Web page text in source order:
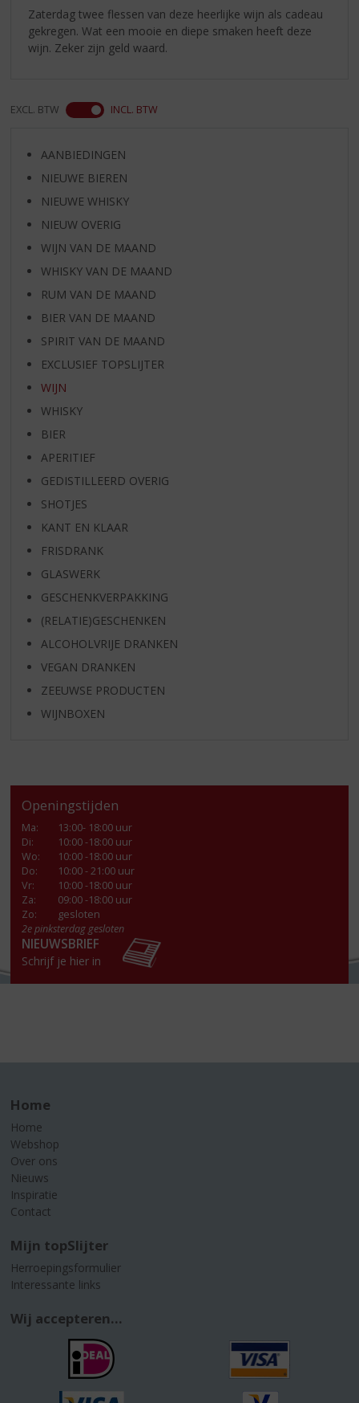
Zaterdag twee flessen van deze heerlijke wijn als cadeau
gekregen. Wat een mooie en diepe smaken heeft deze
wijn. Zeker zijn geld waard.
EXCL. BTW INCL. BTW
AANBIEDINGEN
NIEUWE BIEREN
NIEUWE WHISKY
NIEUW OVERIG
WIJN VAN DE MAAND
WHISKY VAN DE MAAND
RUM VAN DE MAAND
BIER VAN DE MAAND
SPIRIT VAN DE MAAND
EXCLUSIEF TOPSLIJTER
WIJN
WHISKY
BIER
APERITIEF
GEDISTILLEERD OVERIG
SHOTJES
KANT EN KLAAR
FRISDRANK
GLASWERK
GESCHENKVERPAKKING
(RELATIE)GESCHENKEN
ALCOHOLVRIJE DRANKEN
VEGAN DRANKEN
ZEEUWSE PRODUCTEN
WIJNBOXEN
Openingstijden
Ma:
13:00- 18:00 uur
Di:
10:00 -18:00 uur
Wo:
10:00 -18:00 uur
Do:
10:00 - 21:00 uur
Vr:
10:00 -18:00 uur
Za:
09:00 -18:00 uur
Zo:
gesloten
2e pinksterdag gesloten
NIEUWSBRIEF
Schrijf je hier in
Home
Home
Webshop
Over ons
Nieuws
Inspiratie
Contact
Mijn topSlijter
Herroepingsformulier
Interessante links
Wij accepteren...